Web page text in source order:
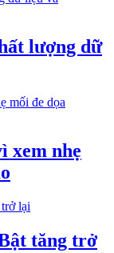
lượng dữ
xem nhẹ
tăng trở